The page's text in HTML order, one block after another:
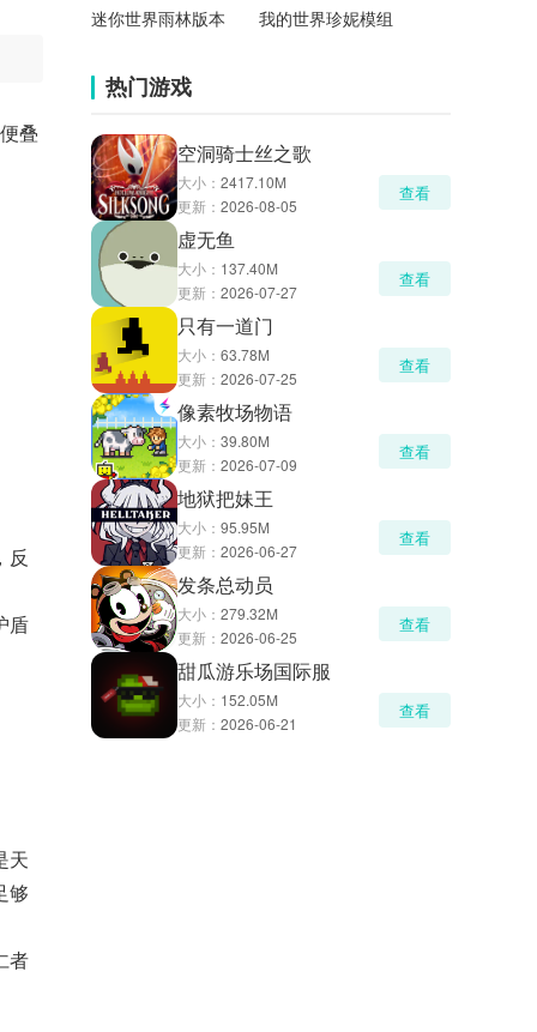
叠
反
盾
天
够
者
迷你世界雨林版本 我的世界珍妮模组
热门游戏
空洞骑士丝之歌
大小： 2417.10M
更新： 2026-08-05
查看
虚无鱼
大小： 137.40M
更新： 2026-07-27
查看
只有一道门
大小： 63.78M
更新： 2026-07-25
查看
像素牧场物语
大小： 39.80M
更新： 2026-07-09
查看
地狱把妹王
大小： 95.95M
更新： 2026-06-27
查看
发条总动员
大小： 279.32M
更新： 2026-06-25
查看
甜瓜游乐场国际服
大小： 152.05M
更新： 2026-06-21
查看